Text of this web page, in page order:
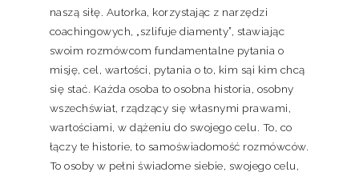
naszą siłę. Autorka, korzystając z narzędzi
coachingowych, „szlifuje diamenty”, stawiając
swoim rozmówcom fundamentalne pytania o
misję, cel, wartości, pytania o to, kim sąi kim chcą
się stać. Każda osoba to osobna historia, osobny
wszechświat, rządzący się własnymi prawami,
wartościami, w dążeniu do swojego celu. To, co
łączy te historie, to samoświadomość rozmówców.
To osoby w pełni świadome siebie, swojego celu,